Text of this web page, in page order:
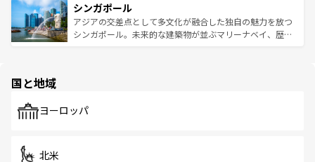
参照してほしい。
激する。気候は一年中温暖で、どの季節にも異なる楽しみ
が待っている。親しみやすいタイの人々、仏教を中心とし
た文化、そして多様な観光資源が、訪れる旅人を魅了し続
み、どこを訪れても感動するはず。観光スポットが密集し
ており、効率よく見どころを回れるのも魅力。息をのむよ
うな絶景から文化的な体験まで、香港を存分に楽しみ尽く
シンガポール
アジアの交差点として多文化が融合した独自の魅力を放つ
シンガポール。未来的な建築物が並ぶマリーナベイ、歴史
で、ホーカーズは地元の風情を楽しめる外せないスポット
国と地域
ヨーロッパ
北米